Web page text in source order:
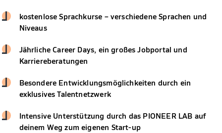
kostenlose Sprachkurse – verschiedene Sprachen und
Niveaus
Jährliche Career Days, ein großes Jobportal und
Karriereberatungen
Besondere Entwicklungsmöglichkeiten durch ein
exklusives Talentnetzwerk
Intensive Unterstützung durch das PIONEER LAB auf
deinem Weg zum eigenen Start-up